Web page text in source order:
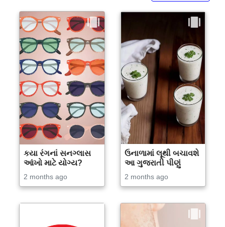
કયા રંગનાં સનગ્લાસ
આંખો માટે યોગ્ય?
2 months ago
ઉનાળામાં લૂથી બચાવશે
આ ગુજરાતી પીણું
2 months ago